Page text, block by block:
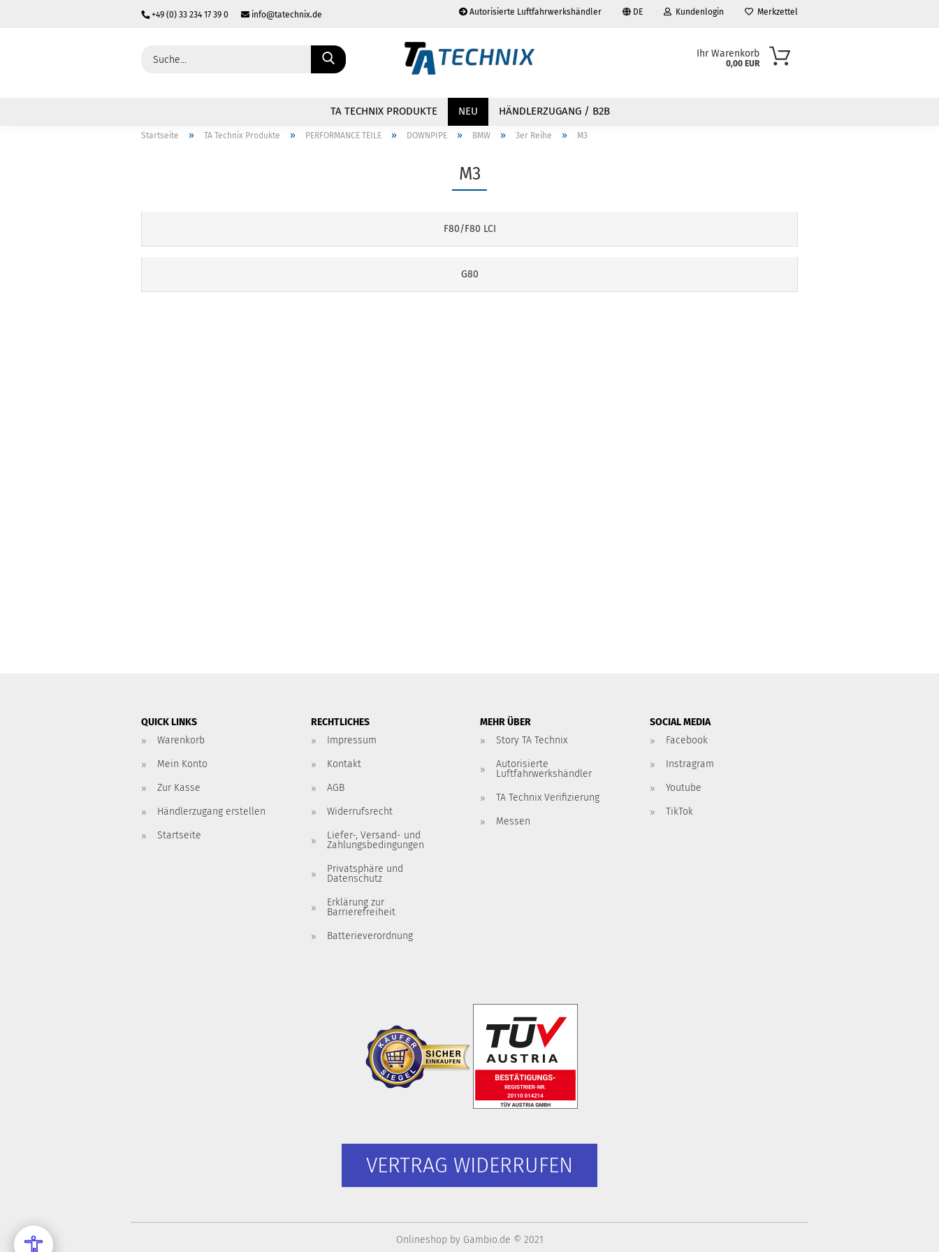
+49 (0) 33 234 17 39 0 info@tatechnix.de Autorisierte Luftfahrwerkshändler DE
Sprache auswählen
Kundenlogin Merkzettel
Ihr Warenkorb
0,00 EUR
TA TECHNIX PRODUKTE NEU HÄNDLERZUGANG / B2B
Startseite » TA Technix Produkte » PERFORMANCE TEILE » DOWNPIPE » BMW » 3er Reihe » M3
M3
F80/F80 LCI
G80
QUICK LINKS
Warenkorb
Mein Konto
Zur Kasse
Händlerzugang erstellen
Startseite
RECHTLICHES
Impressum
Kontakt
AGB
Widerrufsrecht
Liefer-, Versand- und
Zahlungsbedingungen
Privatsphäre und
Datenschutz
Erklärung zur
Barrierefreiheit
Batterieverordnung
MEHR ÜBER
Story TA Technix
Autorisierte
Luftfahrwerkshändler
TA Technix Verifizierung
Messen
SOCIAL MEDIA
Facebook
Instragram
Youtube
TikTok
VERTRAG WIDERRUFEN
Onlineshop by Gambio.de © 2021